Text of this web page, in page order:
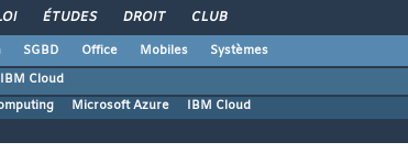
ÉTUDES DROIT CLUB
SGBD Office Mobiles
Systèmes
IBM Cloud
Microsoft Azure IBM Cloud